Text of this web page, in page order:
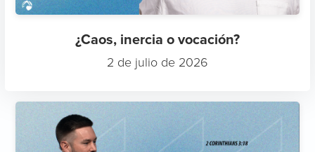
¿Caos, inercia o vocación?
2 de julio de 2026